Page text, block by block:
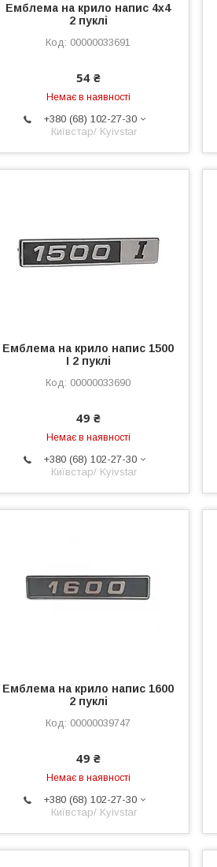
Емблема на крило напис 4х4
2 пуклі
00000033691
54 ₴
Немає в наявності
+380 (68) 102-27-30
Київстар/ Kyivstar
Емблема на крило напис 1500
I 2 пуклі
00000033690
49 ₴
Немає в наявності
+380 (68) 102-27-30
Київстар/ Kyivstar
Емблема на крило напис 1600
2 пуклі
00000039747
49 ₴
Немає в наявності
+380 (68) 102-27-30
Київстар/ Kyivstar